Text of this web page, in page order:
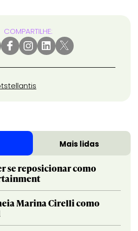
COMPARTILHE:
stellantis
Mais lidas
se reposicionar como
Marina Cirelli como